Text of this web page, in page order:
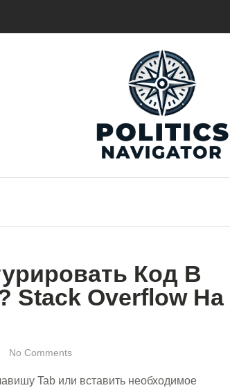
Код В
Stack Overflow На
No Comments
Tab или вставить необходимое